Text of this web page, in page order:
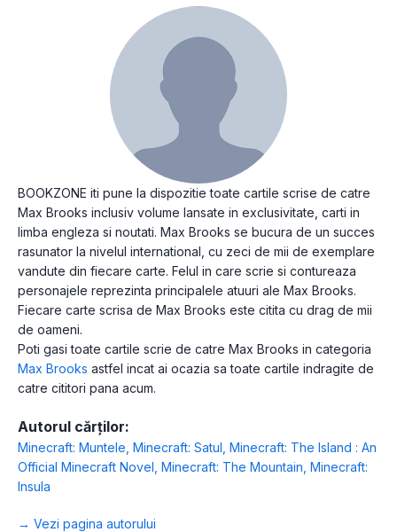
BOOKZONE iti pune la dispozitie toate cartile scrise de catre
Max Brooks inclusiv volume lansate in exclusivitate, carti in
limba engleza si noutati. Max Brooks se bucura de un succes
rasunator la nivelul international, cu zeci de mii de exemplare
vandute din fiecare carte. Felul in care scrie si contureaza
personajele reprezinta principalele atuuri ale Max Brooks.
Fiecare carte scrisa de Max Brooks este citita cu drag de mii
de oameni.
Poti gasi toate cartile scrie de catre Max Brooks in categoria
Max Brooks astfel incat ai ocazia sa toate cartile indragite de
catre cititori pana acum.
Autorul cărților:
Minecraft: Muntele Minecraft: Satul Minecraft: The Island : An
Official Minecraft Novel Minecraft: The Mountain Minecraft:
Insula
→ Vezi pagina autorului